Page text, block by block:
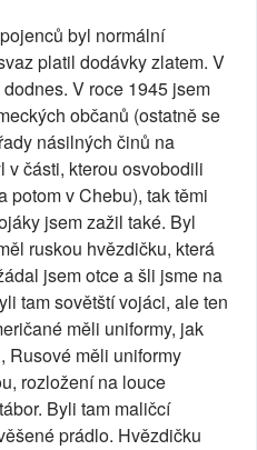
byl normální
platil dodávky zlatem. V
V roce 1945 jsem
občanů (ostatně se
násilných činů na
v části, kterou osvobodili
potom v Chebu), tak těmi
jsem zažil také. Byl
ruskou hvězdičku, která
jsem otce a šli jsme na
tam sovětští vojáci, ale ten
měli uniformy, jak
Rusové měli uniformy
rozložení na louce
Byli tam maličcí
prádlo. Hvězdičku